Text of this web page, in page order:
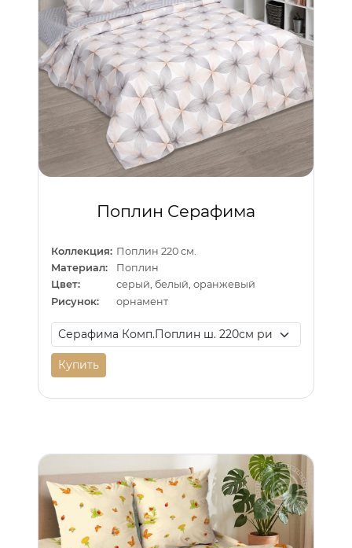
Поплин Серафима
Коллекция: Поплин 220 см.
Материал:
Поплин
Цвет:
серый, белый, оранжевый
Рисунок:
орнамент
Купить